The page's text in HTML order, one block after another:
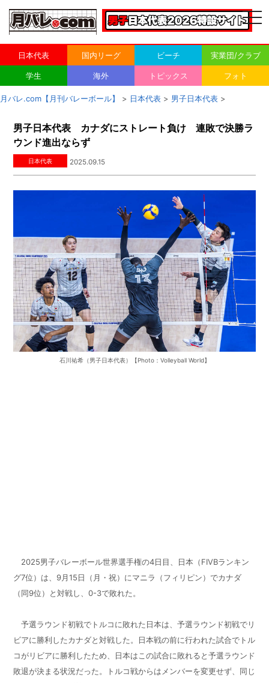
日本代表 国内リーグ ビーチ 実業団/クラブ
学生 海外 トピックス フォト
月バレ.com【月刊バレーボール】 > 日本代表 > 男子日本代表 >
男子日本代表 カナダにストレート負け 連敗で決勝ラ
ウンド進出ならず
日本代表 2025.09.15
石川祐希（男子日本代表）【Photo：Volleyball World】
2025男子バレーボール世界選手権の4日目、日本（FIVBランキン
グ7位）は、9月15日（月・祝）にマニラ（フィリピン）でカナダ
（同9位）と対戦し、0-3で敗れた。
予選ラウンド初戦でトルコに敗れた日本は、予選ラウンド初戦でリ
ビアに勝利したカナダと対戦した。日本戦の前に行われた試合でトル
コがリビアに勝利したため、日本はこの試合に敗れると予選ラウンド
敗退が決まる状況だった。トルコ戦からはメンバーを変更せず、同じ